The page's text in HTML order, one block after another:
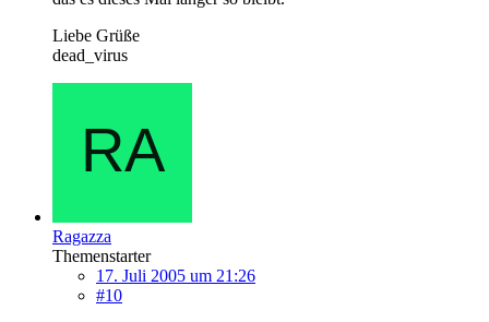
Liebe Grüße
dead_virus
Ragazza
Themenstarter
17. Juli 2005 um 21:26
#10